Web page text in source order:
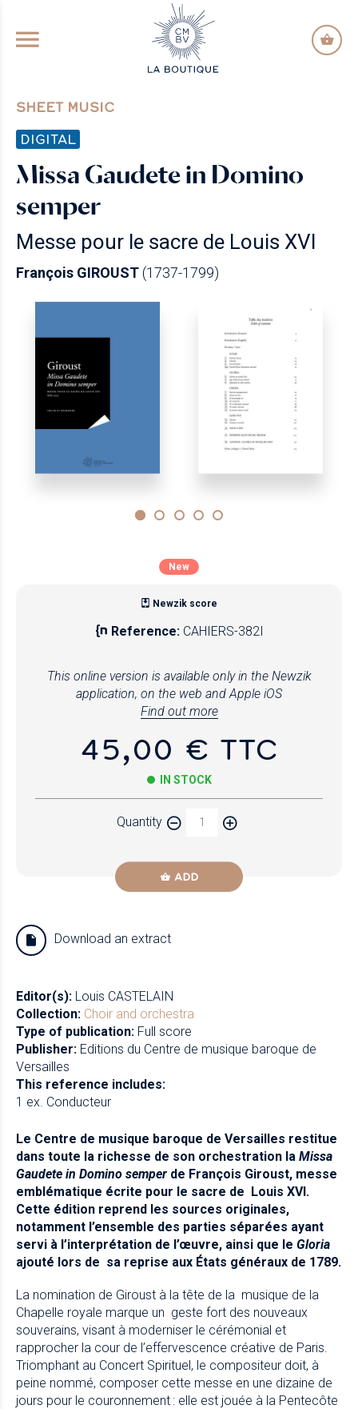
GO TO PRINCIPAL CONTENT
SHEET MUSIC
DIGITAL
Missa Gaudete in Domino
semper
Messe pour le sacre de Louis XVI
François GIROUST(1737-1799)
New
Newzik score
Reference: CAHIERS-382I
This online version is available only in the Newzik
application, on the web and Apple iOS
Find out more
45,00 € TTC
IN STOCK
Quantity
ADD
Download an extract
Editor(s): Louis CASTELAIN
Collection: Choir and orchestra
Type of publication: Full score
Publisher: Editions du Centre de musique baroque de
Versailles
This reference includes:
1 ex. Conducteur
Le Centre de musique baroque de Versailles restitue
dans toute la richesse de son orchestration la Missa
Gaudete in Domino semper de François Giroust, messe
emblématique écrite pour le sacre de Louis XVI.
Cette édition reprend les sources originales,
notamment l’ensemble des parties séparées ayant
servi à l’interprétation de l’œuvre, ainsi que le Gloria
ajouté lors de sa reprise aux États généraux de 1789.
La nomination de Giroust à la tête de la musique de la
Chapelle royale marque un geste fort des nouveaux
souverains, visant à moderniser le cérémonial et
rapprocher la cour de l’effervescence créative de Paris.
Triomphant au Concert Spirituel, le compositeur doit, à
peine nommé, composer cette messe en une dizaine de
jours pour le couronnement : elle est jouée à la Pentecôte